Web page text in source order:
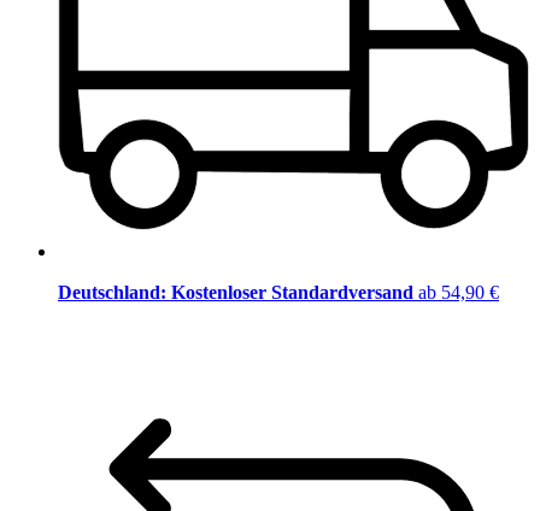
Deutschland: Kostenloser Standardversand ab 54,90 €